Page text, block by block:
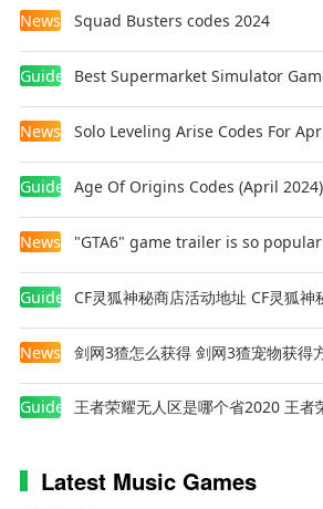
News Squad Busters codes 2024
Guides
News Solo Leveling Arise Codes For
Guides Age Of Origins Codes (April 2024)
News
Guides
News 剑网3猹怎么获得 剑网3猹宠物获得
Guides
Latest Music Games